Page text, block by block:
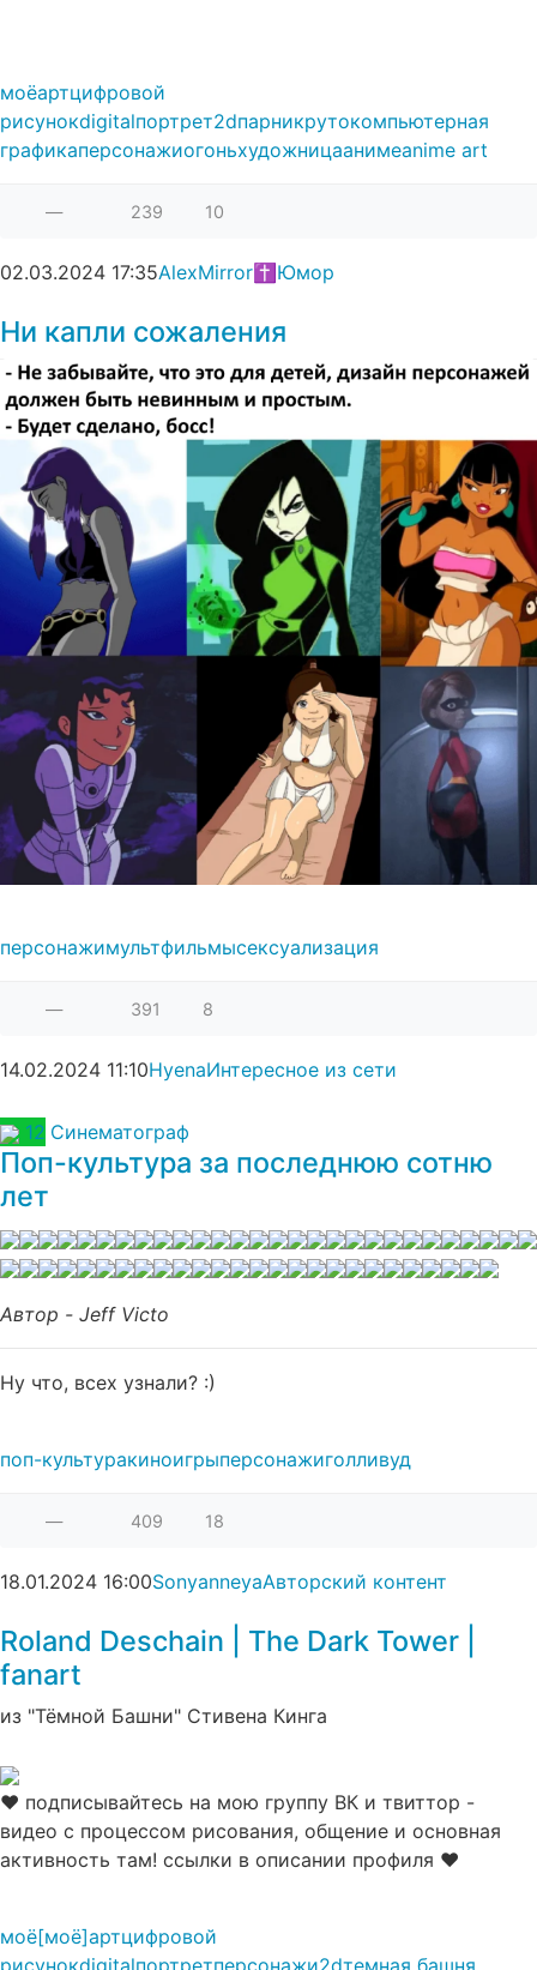
моёартцифровой
рисунокdigitalпортрет2dпарникрутокомпьютерная
графикаперсонажиогоньхудожницаанимеanime art
— 239 10
02.03.2024 17:35AlexMirror✝Юмор
Ни капли сожаления
персонажимультфильмысексуализация
— 391 8
14.02.2024 11:10HyenaИнтересное из сети
12 Синематограф
Поп-культура за последнюю сотню
лет
Автор - Jeff Victo
Ну что, всех узнали? :)
поп-культуракиноигрыперсонажиголливуд
— 409 18
18.01.2024 16:00SonyanneyaАвторский контент
Roland Deschain | The Dark Tower |
fanart⁠⁠
из "Тёмной Башни" Стивена Кинга
♥ подписывайтесь на мою группу ВК и твиттор -
видео с процессом рисования, общение и основная
активность там! ссылки в описании профиля ♥
моё[моё]артцифровой